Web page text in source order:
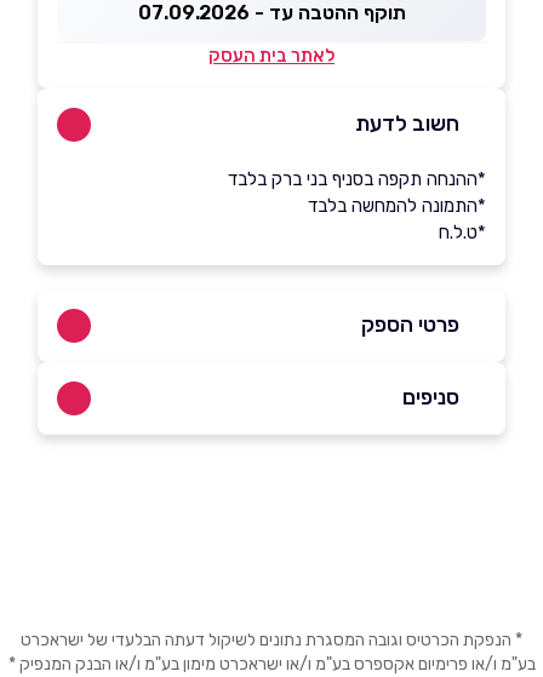
תוקף ההטבה עד - 07.09.2026
לאתר בית העסק
חשוב לדעת
*ההנחה תקפה בסניף בני ברק בלבד
*התמונה להמחשה בלבד
*ט.ל.ח
פרטי הספק
באתר בפייסבוק ביוטיוב
טלפון*
סניפים
* הנפקת הכרטיס וגובה המסגרת נתונים לשיקול דעתה הבלעדי של ישראכרט
בע"מ ו/או פרימיום אקספרס בע"מ ו/או ישראכרט מימון בע"מ ו/או הבנק המנפיק *